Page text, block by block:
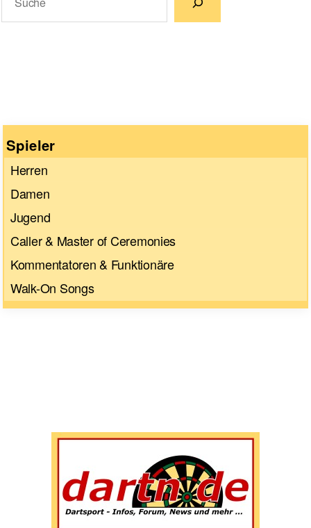
Spieler
Herren
Damen
Jugend
Caller & Master of Ceremonies
Kommentatoren & Funktionäre
Walk-On Songs